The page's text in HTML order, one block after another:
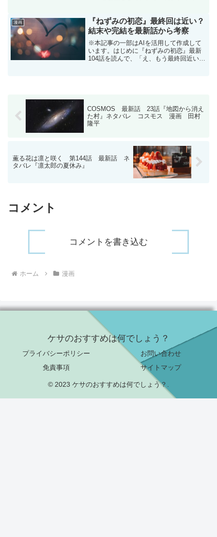
を追って根室へ向かう人斬り用一郎この
モザイクで過去の...
漫画
『ねずみの初恋』最終回は近い？
結末や完結を最新話から考察
※本記事の一部はAIを活用して作成して
います。はじめに『ねずみの初恋』最新
104話を読んで、「え、もう最終回近い
COSMOS 最新話 23話『地図から消え
た村』ネタバレ コスモス 漫画 田村
隆平
薫る花は凛と咲く 第144話 最新話 ネ
タバレ『凛太郎の夏休み』
コメント
コメントを書き込む
ホーム 漫画
ケサのおすすめは何でしょう？
プライバシーポリシー
お問い合わせ
免責事項
サイトマップ
© 2023 ケサのおすすめは何でしょう？.